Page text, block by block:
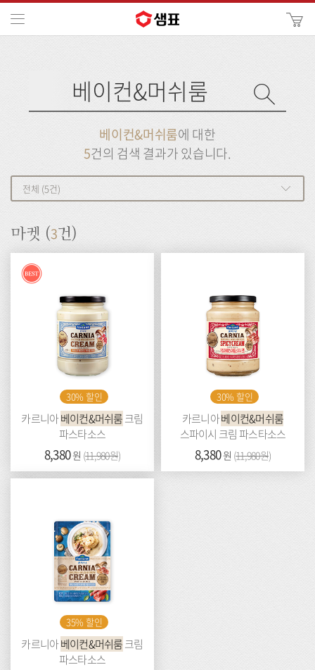
색
트
베이컨&머쉬룸에 대한
5건의 검색 결과가 있습니다.
전체 (5건)
마켓 (3건)
30% 할인
카르니아베이컨&머쉬룸크림
파스타소스
가
격:
8,380원 (이
전
가
11,980원)
30% 할인
카르니아베이컨&머쉬룸
스파이시 크림 파스타소스
가
격:
8,380원 (이
전
11,980원)
35% 할인
카르니아베이컨&머쉬룸크림
파스타소스